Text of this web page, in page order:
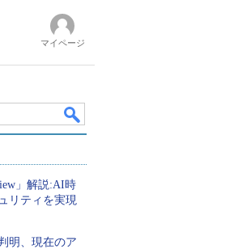
マイページ
」解説:AI時
リティを実現
明、現在のア